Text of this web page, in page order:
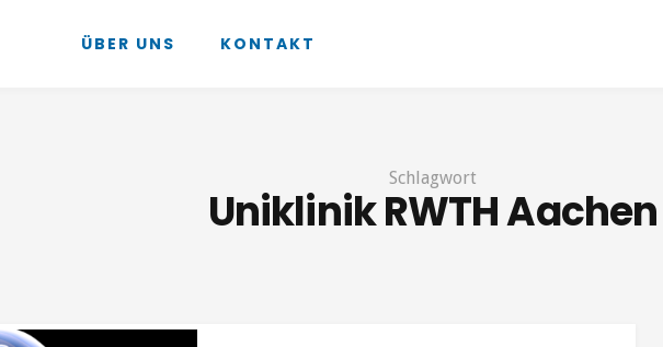
ÜBER UNS KONTAKT
Schlagwort
Uniklinik RWTH Aachen